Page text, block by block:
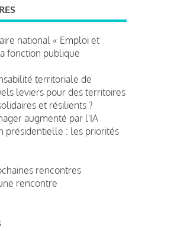
national « Emploi et
fonction publique
territoriale de
leviers pour des territoires
et résilients ?
augmenté par l'IA
présidentielle : les priorités
rencontres
rencontre